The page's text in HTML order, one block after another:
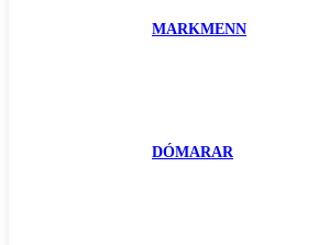
MARKMENN
DÓMARAR